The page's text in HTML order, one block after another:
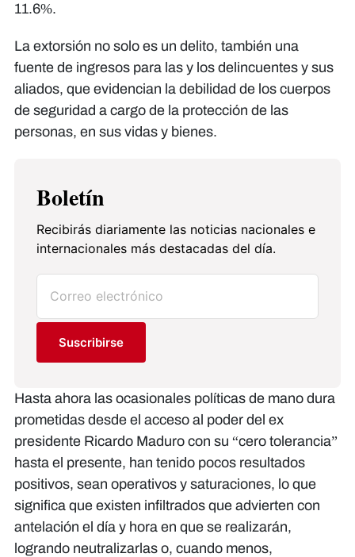
11.6%.
La extorsión no solo es un delito, también una
fuente de ingresos para las y los delincuentes y sus
aliados, que evidencian la debilidad de los cuerpos
de seguridad a cargo de la protección de las
personas, en sus vidas y bienes.
Boletín
Recibirás diariamente las noticias nacionales e
internacionales más destacadas del día.
Suscribirse
Hasta ahora las ocasionales políticas de mano dura
prometidas desde el acceso al poder del ex
presidente Ricardo Maduro con su “cero tolerancia”
hasta el presente, han tenido pocos resultados
positivos, sean operativos y saturaciones, lo que
significa que existen infiltrados que advierten con
antelación el día y hora en que se realizarán,
logrando neutralizarlas o, cuando menos,